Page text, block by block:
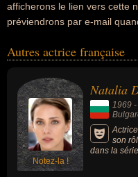
afficherons le lien vers cette
préviendrons par e-mail
Autres actrice française
Notez-la !
Natalia
1969 -
son
dans la
2015, avec